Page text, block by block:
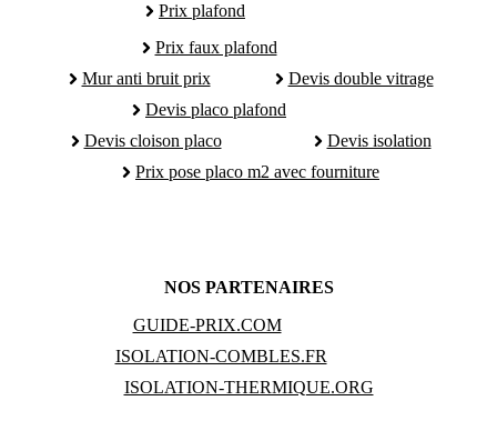
Prix plafond
Prix faux plafond
Mur anti bruit prix
Devis double vitrage
Devis placo plafond
Devis cloison placo
Devis isolation
Prix pose placo m2 avec fourniture
NOS PARTENAIRES
GUIDE-PRIX.COM
ISOLATION-COMBLES.FR
ISOLATION-THERMIQUE.ORG